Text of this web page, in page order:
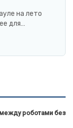
на лето
для…
роботами без